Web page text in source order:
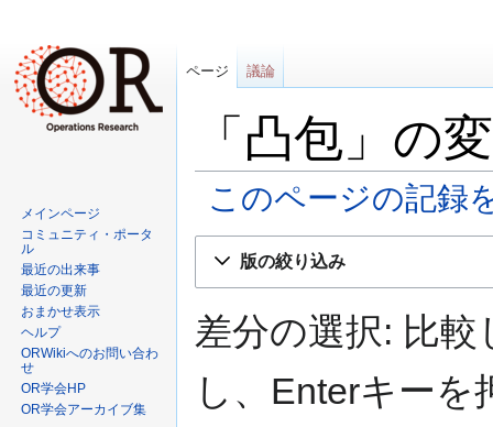
「凸包」の
このページの記録
ー
シ
ン
移
動
版の絞り込み
差分の選択: 比
し、Enterキー
ページ 議論
メインページ
コミュニティ・ポータ
ル
最近の出来事
最近の更新
おまかせ表示
ヘルプ
ORWikiへのお問い合わ
せ
OR学会HP
OR学会アーカイブ集